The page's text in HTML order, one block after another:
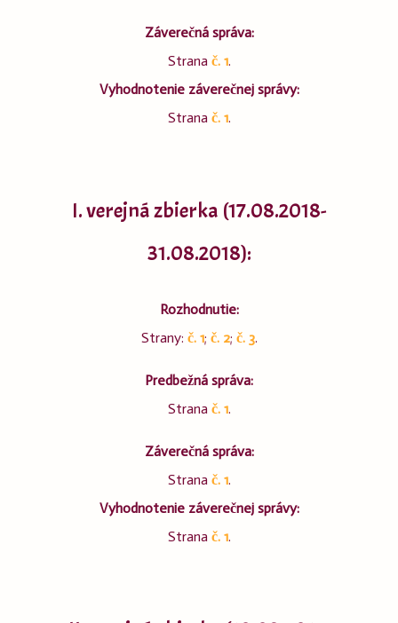
Záverečná správa:
Strana č. 1.
Vyhodnotenie záverečnej správy:
Strana č. 1.
I. verejná zbierka (17.08.2018-
31.08.2018):
Rozhodnutie:
Strany: č. 1; č. 2; č. 3.
Predbežná správa:
Strana č. 1.
Záverečná správa:
Strana č. 1.
Vyhodnotenie záverečnej správy:
Strana č. 1.